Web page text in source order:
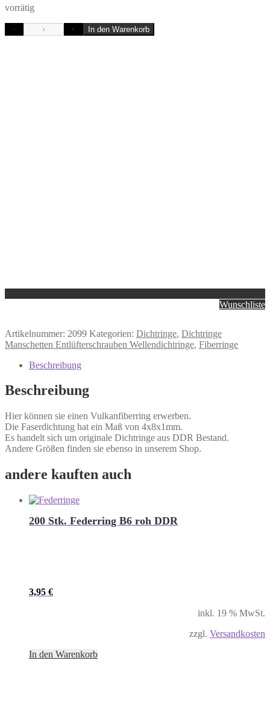
vorrätig
- + In den Warenkorb
Wunschliste
Artikelnummer: 2099 Kategorien: Dichtringe, Dichtringe
Manschetten Entlüfterschrauben Wellendichtringe, Fiberringe
Beschreibung
Beschreibung
Hier können sie einen Vulkanfiberring erwerben.
Die Faserdichtung hat ein Maß von 4x8x1mm.
Es handelt sich um originale Dichtringe aus DDR Bestand.
Andere Größen finden sie ebenso in unserem Shop.
andere kauften auch
200 Stk. Federring B6 roh DDR
3,95 €
inkl. 19 % MwSt.
zzgl. Versandkosten
In den Warenkorb